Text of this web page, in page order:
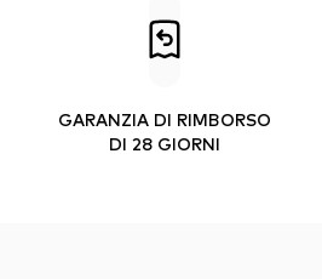
GARANZIA DI RIMBORSO
DI 28 GIORNI